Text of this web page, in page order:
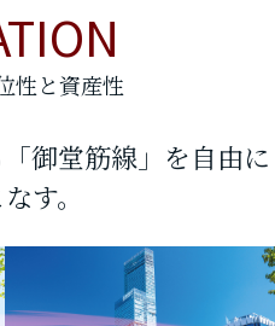
性と資産性
御堂筋線」を自由に
す。